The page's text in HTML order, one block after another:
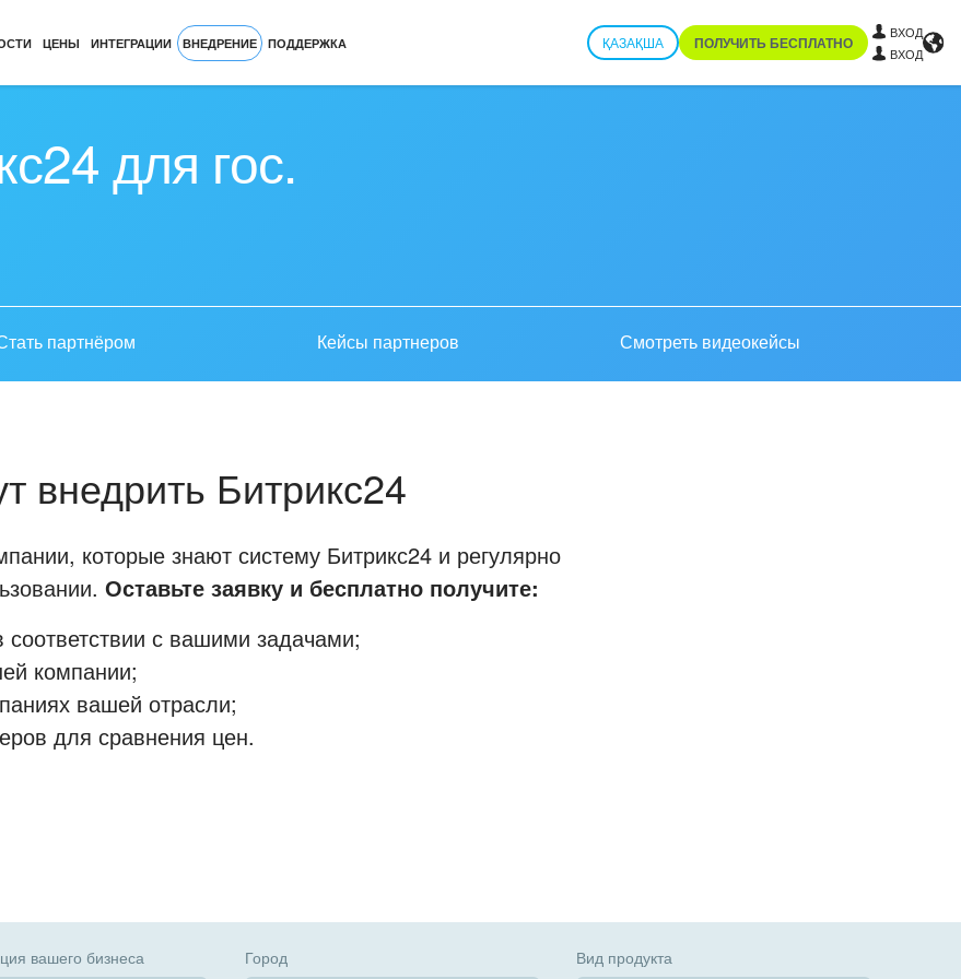
ЦЕНЫ ИНТЕГРАЦИИ ВНЕДРЕНИЕ ПОДДЕРЖКА ҚАЗАҚША ПОЛУЧИТЬ БЕСПЛАТНО
ВХОД
ВХОД
для гос.
партнёром Кейсы партнеров Смотреть видеокейсы
внедрить Битрикс24
которые знают систему Битрикс24 и регулярно
Оставьте заявку и бесплатно получите:
с вашими задачами;
компании;
вашей отрасли;
для сравнения цен.
вашего бизнеса Город Вид продукта